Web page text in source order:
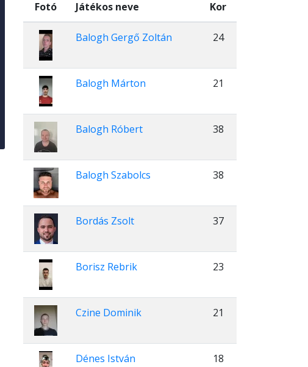
Fotó Játékos neve Kor
Balogh Gergő Zoltán 24
Balogh Márton 21
Balogh Róbert 38
Balogh Szabolcs 38
Bordás Zsolt 37
Borisz Rebrik 23
Czine Dominik 21
Dénes István 18